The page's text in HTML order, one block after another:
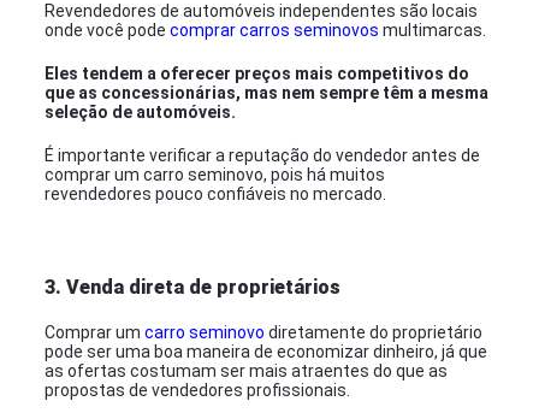
Revendedores de automóveis independentes são locais
onde você podecomprar carros seminovos multimarcas.
Eles tendem a oferecer preços mais competitivos do
que as concessionárias, mas nem sempre têm a mesma
seleção de automóveis.
É importante verificar a reputação do vendedor antes de
comprar um carro seminovo, pois há muitos
revendedores pouco confiáveis no mercado.
3. Venda direta de proprietários
Comprar umcarro seminovo diretamente do proprietário
pode ser uma boa maneira de economizar dinheiro, já que
as ofertas costumam ser mais atraentes do que as
propostas de vendedores profissionais.